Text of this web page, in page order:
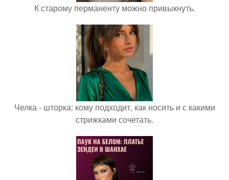
К старому перманенту можно привыкнуть.
Челка - шторка: кому подходит, как носить и с какими
стрижками сочетать.